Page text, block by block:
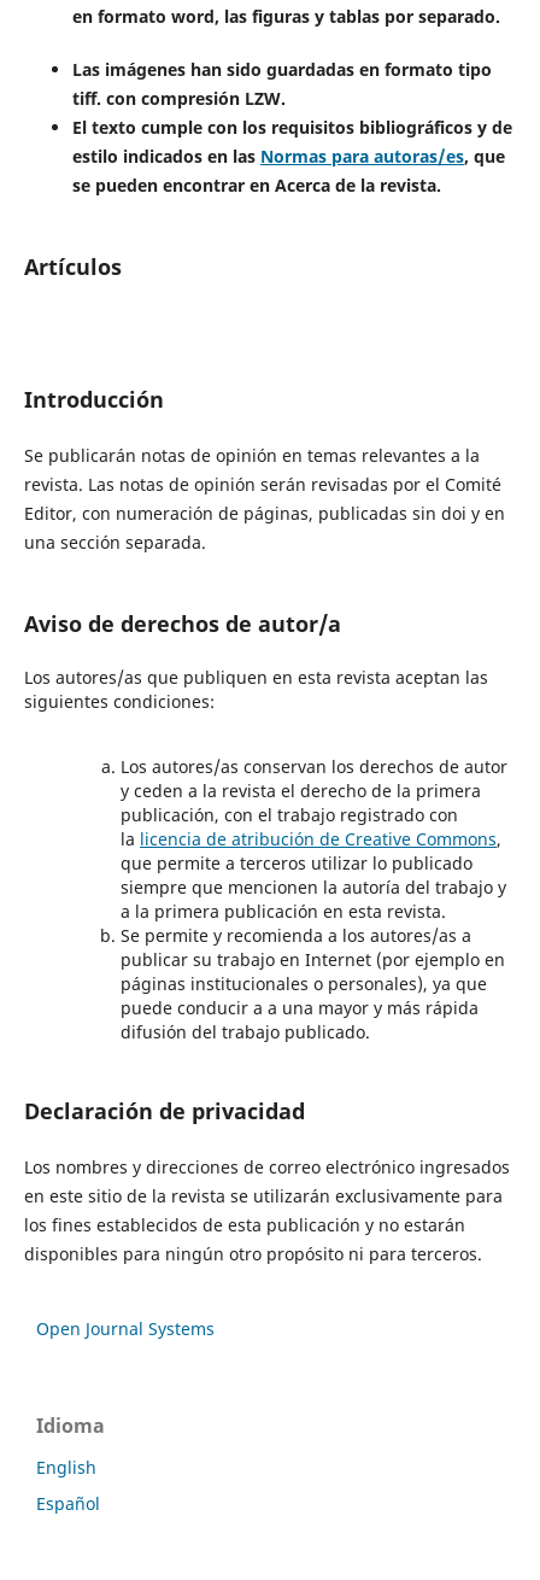
en formato word, las figuras y tablas por separado.
Las imágenes han sido guardadas en formato tipo
tiff. con compresión LZW.
El texto cumple con los requisitos bibliográficos y de
estilo indicados en las Normas para autoras/es, que
se pueden encontrar en Acerca de la revista.
Artículos
Introducción
Se publicarán notas de opinión en temas relevantes a la
revista. Las notas de opinión serán revisadas por el Comité
Editor, con numeración de páginas, publicadas sin doi y en
una sección separada.
Aviso de derechos de autor/a
Los autores/as que publiquen en esta revista aceptan las
siguientes condiciones:
Los autores/as conservan los derechos de autor
y ceden a la revista el derecho de la primera
publicación, con el trabajo registrado con
la licencia de atribución de Creative Commons,
que permite a terceros utilizar lo publicado
siempre que mencionen la autoría del trabajo y
a la primera publicación en esta revista.
Se permite y recomienda a los autores/as a
publicar su trabajo en Internet (por ejemplo en
páginas institucionales o personales), ya que
puede conducir a a una mayor y más rápida
difusión del trabajo publicado.
Declaración de privacidad
Los nombres y direcciones de correo electrónico ingresados
en este sitio de la revista se utilizarán exclusivamente para
los fines establecidos de esta publicación y no estarán
disponibles para ningún otro propósito ni para terceros.
Open Journal Systems
Idioma
English
Español